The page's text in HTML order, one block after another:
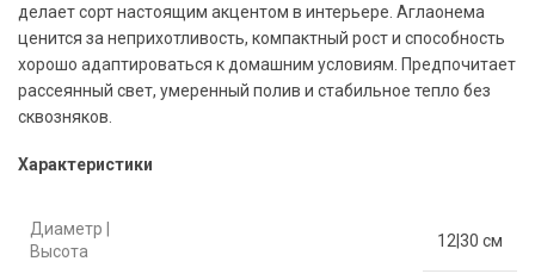
делает сорт настоящим акцентом в интерьере. Аглаонема
ценится за неприхотливость, компактный рост и способность
хорошо адаптироваться к домашним условиям. Предпочитает
рассеянный свет, умеренный полив и стабильное тепло без
сквозняков.
Характеристики
Диаметр |
Высота
12|30 см